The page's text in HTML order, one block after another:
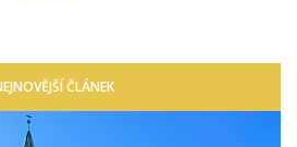
ČLÁNEK